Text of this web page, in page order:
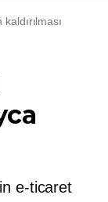
e-ticaret